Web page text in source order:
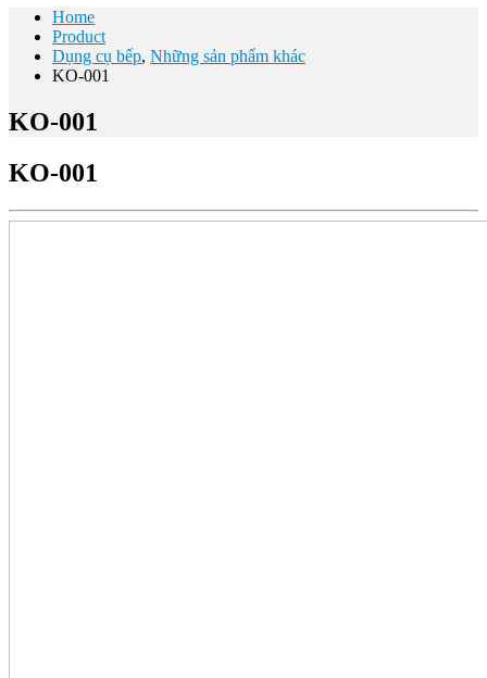
Home
Product
Dụng cụ bếp, Những sản phẩm khác
KO-001
KO-001
KO-001